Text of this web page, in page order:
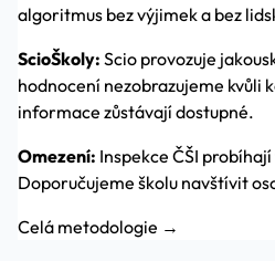
algoritmus bez výjimek a bez
ScioŠkoly: Scio provozuje
hodnocení nezobrazujeme kvůli
informace zůstávají dostupné.
Omezení: Inspekce ČŠI
Doporučujeme školu navštívit
Celá metodologie →